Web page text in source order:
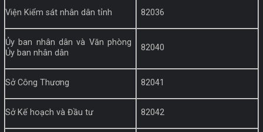
Viện Kiểm sát nhân dân tỉnh 82036
Ủy ban nhân dân và Văn phòng
Ủy ban nhân dân
82040
Sở Công Thương 82041
Sở Kế hoạch và Đầu tư 82042